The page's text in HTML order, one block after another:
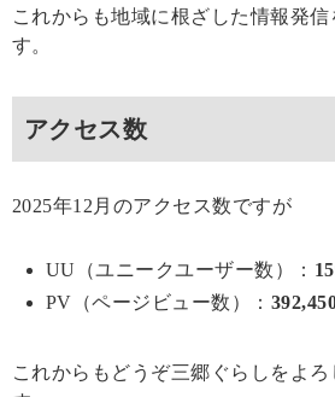
これからも地域に根ざした情報発信
す。
アクセス数
2025年12月のアクセス数ですが
UU（ユニークユーザー数）：
PV（ページビュー数）：
これからもどうぞ三郷ぐらしをよろ